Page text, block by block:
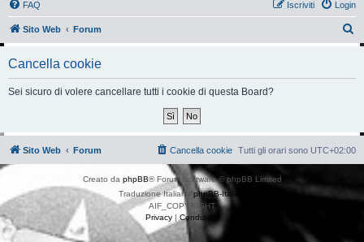
FAQ Login
Iscriviti
Sito Web Forum
Cancella cookie
Sei sicuro di volere cancellare tutti i cookie di questa Board?
Sito Web Forum Tutti gli orari sono UTC+02:00
Cancella cookie
Creato da phpBB® Forum Software © phpBB Limited
Traduzione Italiana phpBB-Italia.it
AIF_COPYRIGHT
Privacy | Condizioni